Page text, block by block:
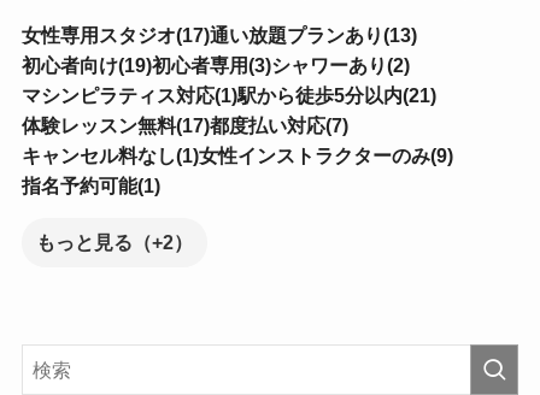
女性専用スタジオ(17)通い放題プランあり(13)
初心者向け(19)初心者専用(3)シャワーあり(2)
マシンピラティス対応(1)駅から徒歩5分以内(21)
体験レッスン無料(17)都度払い対応(7)
キャンセル料なし(1)女性インストラクターのみ(9)
指名予約可能(1)
もっと見る（+2）